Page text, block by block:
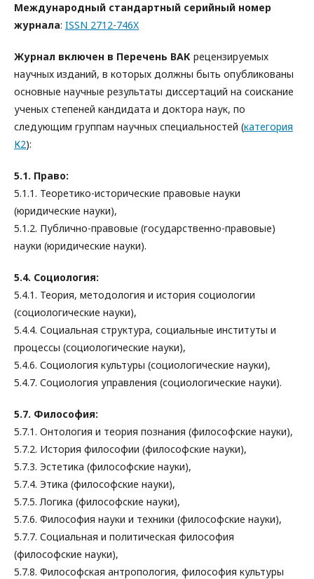
Международный стандартный серийный номер
журнала: ISSN 2712-746X
Журнал включен в Перечень ВАК рецензируемых
научных изданий, в которых должны быть опубликованы
основные научные результаты диссертаций на соискание
ученых степеней кандидата и доктора наук, по
следующим группам научных специальностей (категория
К2):
5.1. Право:
5.1.1. Теоретико-исторические правовые науки
(юридические науки),
5.1.2. Публично-правовые (государственно-правовые)
науки (юридические науки).
5.4. Социология:
5.4.1. Теория, методология и история социологии
(социологические науки),
5.4.4. Социальная структура, социальные институты и
процессы (социологические науки),
5.4.6. Социология культуры (социологические науки),
5.4.7. Социология управления (социологические науки).
5.7. Философия:
5.7.1. Онтология и теория познания (философские науки),
5.7.2. История философии (философские науки),
5.7.3. Эстетика (философские науки),
5.7.4. Этика (философские науки),
5.7.5. Логика (философские науки),
5.7.6. Философия науки и техники (философские науки),
5.7.7. Социальная и политическая философия
(философские науки),
5.7.8. Философская антропология, философия культуры